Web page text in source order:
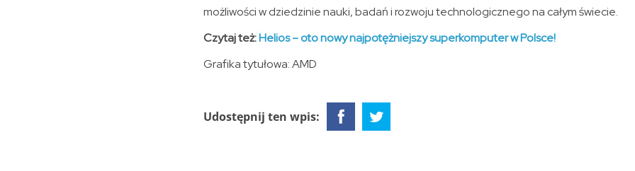
możliwości w dziedzinie nauki, badań i rozwoju technologicznego na całym świecie.
Czytaj też:Helios – oto nowy najpotężniejszy superkomputer w Polsce!
Grafika tytułowa: AMD
Udostępnij ten wpis: